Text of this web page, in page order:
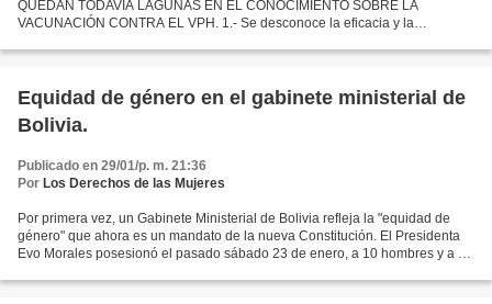
QUEDAN TODAVÍA LAGUNAS EN EL CONOCIMIENTO SOBRE LA
VACUNACIÓN CONTRA EL VPH. 1.- Se desconoce la eficacia y la
deberán usarse dosis...
Equidad de género en el gabinete ministerial de
Bolivia.
Publicado en 29/01/p. m. 21:36
Por Los Derechos de las Mujeres
Por primera vez, un Gabinete Ministerial de Bolivia refleja la "equidad de
género" que ahora es un mandato de la nueva Constitución. El Presidenta
Evo Morales posesionó el pasado sábado 23 de enero, a 10 hombres y a 10